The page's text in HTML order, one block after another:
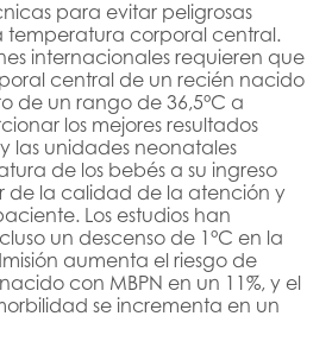
para evitar peligrosas
temperatura corporal central.
internacionales requieren que
central de un recién nacido
de un rango de 36,5°C a
los mejores resultados
las unidades neonatales
de los bebés a su ingreso
de la calidad de la atención y
Los estudios han
un descenso de 1°C en la
aumenta el riesgo de
con MBPN en un 11%, y el
se incrementa en un